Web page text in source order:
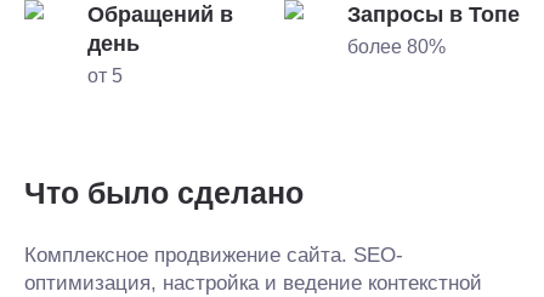
Обращений в
день
от 5
Запросы в Топе
более 80%
Что было сделано
Комплексное продвижение сайта. SEO-
оптимизация, настройка и ведение контекстной